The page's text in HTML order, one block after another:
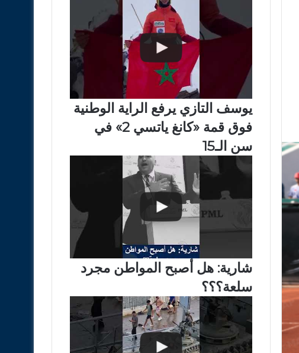
يوسف التازي يرفع الراية الوطنية
فوق قمة «كانغ ياتسي 2» في
سن الـ15
شارية: هل أصبح المواطن مجرد
سلعة؟؟؟